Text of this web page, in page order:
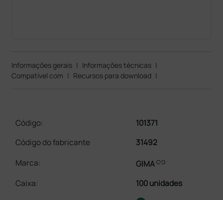
Informações gerais | Informações técnicas |
Compatível com | Recursos para download |
Código:
101371
Código do fabricante
31492
Marca:
GIMAlink
Caixa:
100 unidades